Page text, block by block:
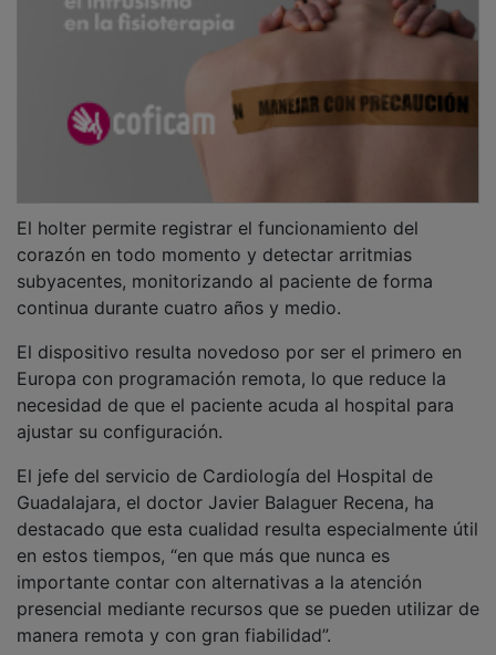
corazón en todo momento y detectar arritmias
subyacentes, monitorizando al paciente de forma
continua durante cuatro años y medio.
Europa con programación remota, lo que reduce la
necesidad de que el paciente acuda al hospital para
ajustar su configuración.
Guadalajara, el doctor Javier Balaguer Recena, ha
destacado que esta cualidad resulta especialmente útil
en estos tiempos, “en que más que nunca es
importante contar con alternativas a la atención
presencial mediante recursos que se pueden utilizar de
manera remota y con gran fiabilidad”.